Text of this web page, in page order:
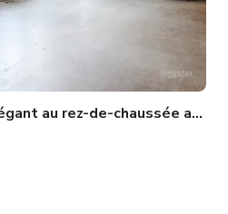
au rez-de-chaussée avec